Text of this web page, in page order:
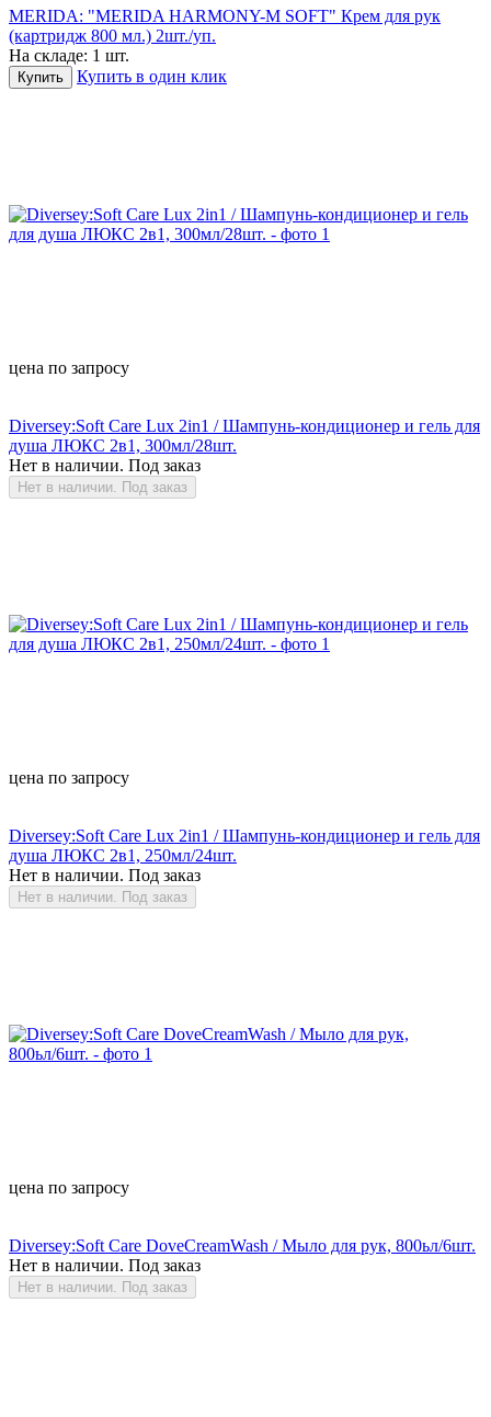
MERIDA: "MERIDA HARMONY-M SOFT" Крем для рук
(картридж 800 мл.) 2шт./уп.
На складе: 1 шт.
Купить Купить в один клик
цена по запросу
Diversey:Soft Care Lux 2in1 / Шампунь-кондиционер и гель для
душа ЛЮКС 2в1, 300мл/28шт.
Нет в наличии. Под заказ
Нет в наличии. Под заказ
цена по запросу
Diversey:Soft Care Lux 2in1 / Шампунь-кондиционер и гель для
душа ЛЮКС 2в1, 250мл/24шт.
Нет в наличии. Под заказ
Нет в наличии. Под заказ
цена по запросу
Diversey:Soft Care DoveCreamWash / Мыло для рук, 800ьл/6шт.
Нет в наличии. Под заказ
Нет в наличии. Под заказ